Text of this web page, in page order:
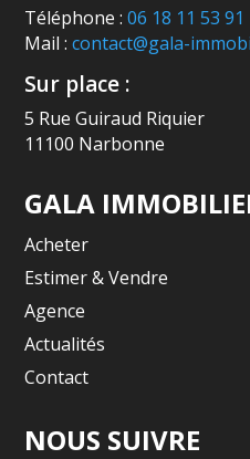
Téléphone :06 18 11 53 91
Mail :contact@gala-
Sur place :
5 Rue Guiraud Riquier
11100 Narbonne
GALA
Acheter
Estimer & Vendre
Agence
Actualités
Contact
NOUS SUIVRE